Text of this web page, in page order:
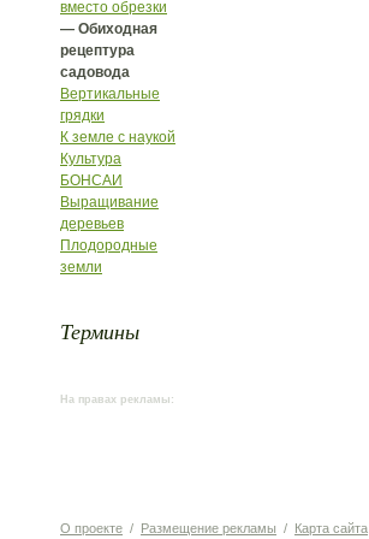
вместо обрезки
— Обиходная
рецептура
садовода
Вертикальные
грядки
К земле с наукой
Культура
БОНСАИ
Выращивание
деревьев
Плодородные
земли
Термины
На правах рекламы:
О проекте / Размещение рекламы / Карта сайта